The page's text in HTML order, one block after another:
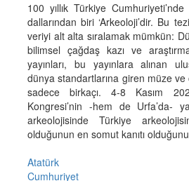
100 yıllık Türkiye
dallarından biri ‘Arkeoloji’dir. Bu
veriyi alt alta sıralamak mümkün:
bilimsel çağdaş kazı ve
yayınları, bu yayınlara alınan
dünya standartlarına giren müze
sadece birkaçı. 4-8 Kasım
Kongresi’nin -hem de Urfa’da-
arkeolojisinde Türkiye
olduğunun en somut kanıtı
Atatürk
Cumhuriyet